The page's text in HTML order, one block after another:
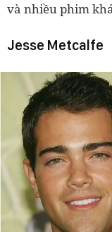
và nhiều phim
Jesse Metcalfe